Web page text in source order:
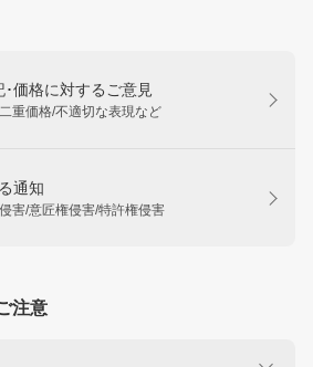
価格に対するご意見
重価格/不適切な表現など
通知
害/意匠権侵害/特許権侵害
注意